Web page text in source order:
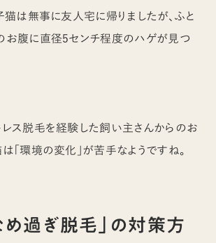
猫は無事に友人宅に帰りましたが、ふと
お腹に直径5センチ程度のハゲが見つ
レス脱毛を経験した飼い主さんからのお
「環境の変化」が苦手なようですね。
め過ぎ脱毛」の対策方